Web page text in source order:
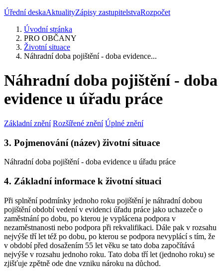
Úřední deskaAktualityZápisy zastupitelstvaRozpočet
Úvodní stránka
PRO OBČANY
Životní situace
Náhradní doba pojištění - doba evidence...
Náhradní doba pojištění - doba
evidence u úřadu práce
Základní znění Rozšířené znění Úplné znění
3. Pojmenování (název) životní situace
Náhradní doba pojištění - doba evidence u úřadu práce
4. Základní informace k životní situaci
Při splnění podmínky jednoho roku pojištění je náhradní dobou
pojištění období vedení v evidenci úřadu práce jako uchazeče o
zaměstnání po dobu, po kterou je vyplácena podpora v
nezaměstnanosti nebo podpora při rekvalifikaci. Dále pak v rozsahu
nejvýše tří let též po dobu, po kterou se podpora nevyplácí s tím, že
v období před dosažením 55 let věku se tato doba započítává
nejvýše v rozsahu jednoho roku. Tato doba tří let (jednoho roku) se
zjišťuje zpětně ode dne vzniku nároku na důchod.